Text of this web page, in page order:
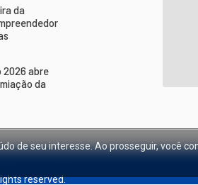
da
2026 abre
da
reserved.
de seu interesse. Ao prosseguir, você